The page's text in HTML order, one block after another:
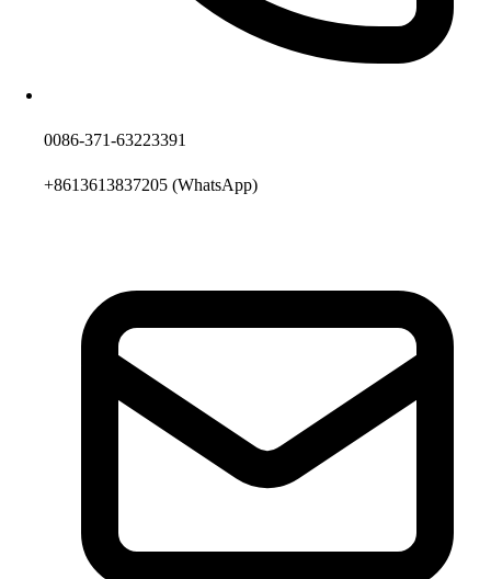
0086-371-63223391
+8613613837205 (WhatsApp)